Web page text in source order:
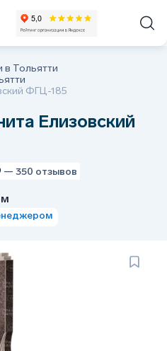
в Тольятти
ФГЦ-185
Елизовский
— 350 отзывов